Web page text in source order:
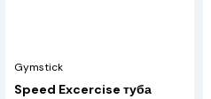
Gymstick
Speed Excercise туба